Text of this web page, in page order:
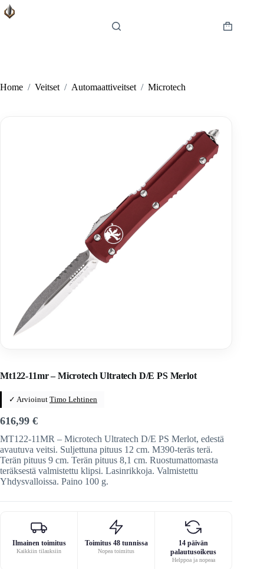
Skip
to
Shopping
Home / Veitset / Automaattiveitset / Microtech
Mt122-11mr – Microtech Ultratech D/E PS Merlot
✓ Arvioinut Timo Lehtinen
616,99 €
MT122-11MR – Microtech Ultratech D/E PS Merlot, edestä
avautuva veitsi. Suljettuna pituus 12 cm. M390-teräs terä.
Terän pituus 9 cm. Terän pituus 8,1 cm. Ruostumattomasta
teräksestä valmistettu klipsi. Lasinrikkoja. Valmistettu
Yhdysvalloissa. Paino 100 g.
Ilmainen toimitus
Kaikkiin tilauksiin
Toimitus 48 tunnissa
Nopea toimitus
14 päivän
palautusoikeus
Helppoa ja nopeaa